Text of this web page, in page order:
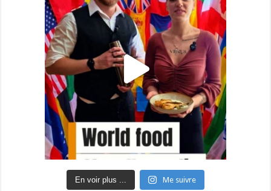
En voir plus ... Me suivre